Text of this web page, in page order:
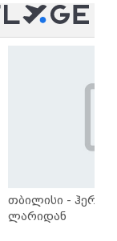
თბილისი -
ლარიდან